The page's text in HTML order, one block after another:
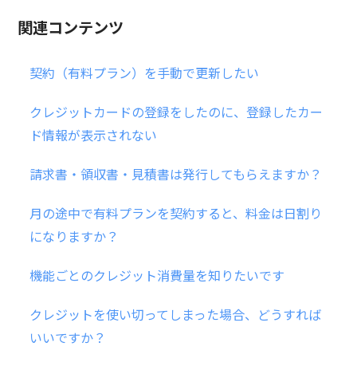
関連コンテンツ
契約（有料プラン）を手動で更新したい
クレジットカードの登録をしたのに、登録したカー
ド情報が表示されない
請求書・領収書・見積書は発行してもらえますか？
月の途中で有料プランを契約すると、料金は日割り
になりますか？
機能ごとのクレジット消費量を知りたいです
クレジットを使い切ってしまった場合、どうすれば
いいですか？